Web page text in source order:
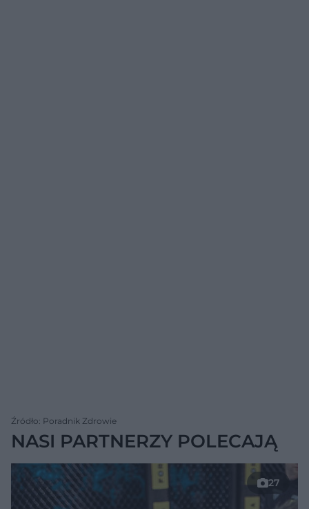
Źródło: Poradnik Zdrowie
NASI PARTNERZY POLECAJĄ
27